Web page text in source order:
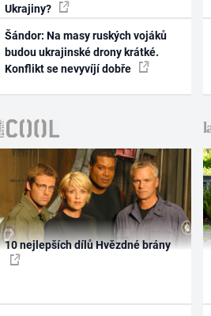
Ukrajiny?
Šándor: Na masy ruských vojáků
budou ukrajinské drony krátké.
Konflikt se nevyvíjí dobře
10 nejlepších dílů Hvězdné brány